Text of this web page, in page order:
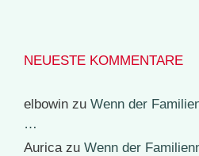
NEUESTE KOMMENTARE
elbowin zu Wenn der
…
Aurica zu Wenn der